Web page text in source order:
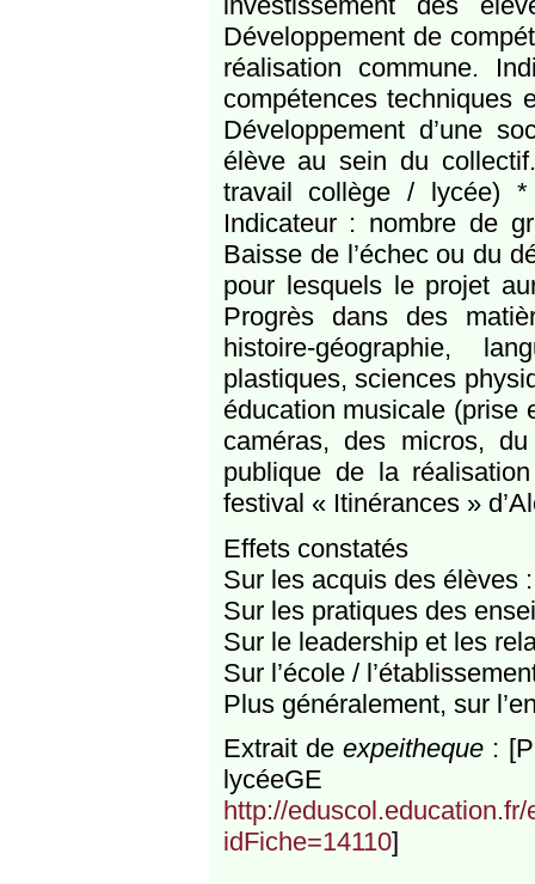
Développement de
réalisation commune.
compétences techniques
Développement d’une
élève au sein du
travail collège / lycée)
Indicateur : nombre de
Baisse de l’échec ou du
pour lesquels le projet
Progrès dans des
histoire-géographie,
plastiques, sciences
éducation musicale (prise
caméras, des micros,
publique de la
festival « Itinérances »
Effets constatés
Sur les acquis des élèves
Sur les pratiques des
Sur le leadership et les
Sur l’école /
Plus généralement, sur
Extrait deexpeitheque :
http://
idFiche=14110]